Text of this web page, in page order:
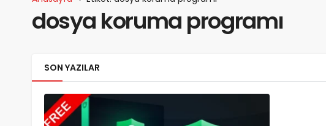
dosya koruma programı
SON YAZILAR